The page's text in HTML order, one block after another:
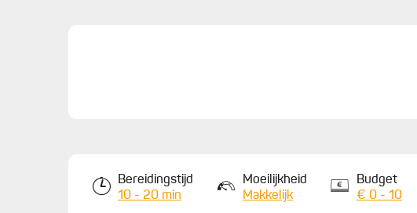
Bereidingstijd
10 - 20 min
Moeilijkheid
Makkelijk
Budget
€ 0 - 10